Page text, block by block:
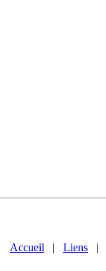
Accueil | Liens |